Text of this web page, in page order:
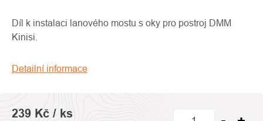
je
5
Díl k instalaci lanového mostu s oky pro postroj DMM
Kinisi.
Detailní informace
239 Kč / ks